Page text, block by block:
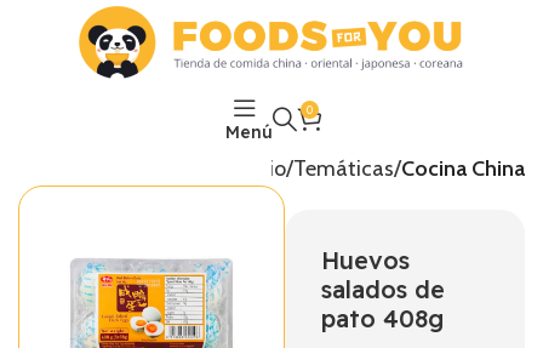
Menú
0
Inicio Temáticas Cocina China
Huevos
salados de
pato 408g